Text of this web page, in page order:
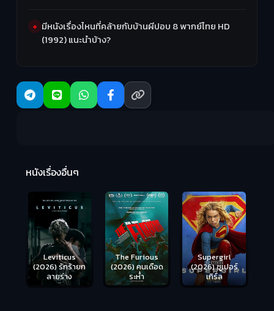
มีหนังเรื่องไหนที่คล้ายกับบ้านผีปอบ 8 พากย์ไทย HD
(1992) แนะนำบ้าง?
หนังเรื่องอื่นๆ
Leviticus
(2026) รักร้ายก
ลายร่าง
The Furious
(2026) คนเดือด
ระห่ำ
Supergirl
(2026) ซูเปอร์
เกิร์ล